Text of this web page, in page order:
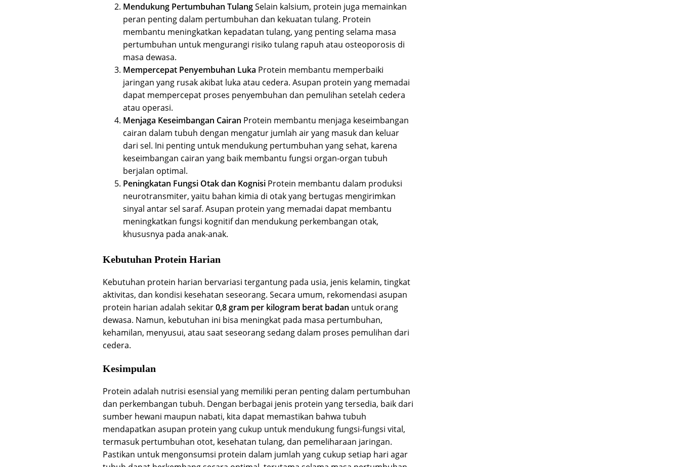
Mendukung Pertumbuhan TulangSelain kalsium, protein juga memainkan
peran penting dalam pertumbuhan dan kekuatan tulang. Protein
membantu meningkatkan kepadatan tulang, yang penting selama masa
pertumbuhan untuk mengurangi risiko tulang rapuh atau osteoporosis di
masa dewasa.
Mempercepat Penyembuhan Luka Protein membantu memperbaiki
jaringan yang rusak akibat luka atau cedera. Asupan protein yang memadai
dapat mempercepat proses penyembuhan dan pemulihan setelah cedera
atau operasi.
Menjaga Keseimbangan Cairan Protein membantu menjaga keseimbangan
cairan dalam tubuh dengan mengatur jumlah air yang masuk dan keluar
dari sel. Ini penting untuk mendukung pertumbuhan yang sehat, karena
keseimbangan cairan yang baik membantu fungsi organ-organ tubuh
berjalan optimal.
Peningkatan Fungsi Otak dan Kognisi Protein membantu dalam produksi
neurotransmiter, yaitu bahan kimia di otak yang bertugas mengirimkan
sinyal antar sel saraf. Asupan protein yang memadai dapat membantu
meningkatkan fungsi kognitif dan mendukung perkembangan otak,
khususnya pada anak-anak.
Kebutuhan Protein Harian
Kebutuhan protein harian bervariasi tergantung pada usia, jenis kelamin, tingkat
aktivitas, dan kondisi kesehatan seseorang. Secara umum, rekomendasi asupan
protein harian adalah sekitar0,8 gram per kilogram berat badan untuk orang
dewasa. Namun, kebutuhan ini bisa meningkat pada masa pertumbuhan,
kehamilan, menyusui, atau saat seseorang sedang dalam proses pemulihan dari
cedera.
Kesimpulan
Protein adalah nutrisi esensial yang memiliki peran penting dalam pertumbuhan
dan perkembangan tubuh. Dengan berbagai jenis protein yang tersedia, baik dari
sumber hewani maupun nabati, kita dapat memastikan bahwa tubuh
mendapatkan asupan protein yang cukup untuk mendukung fungsi-fungsi vital,
termasuk pertumbuhan otot, kesehatan tulang, dan pemeliharaan jaringan.
Pastikan untuk mengonsumsi protein dalam jumlah yang cukup setiap hari agar